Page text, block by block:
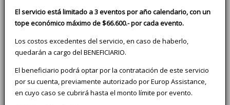
El servicio está limitado a 3 eventos por año calendario, con un
tope económico máximo de $66.600.- por cada evento.
Los costos excedentes del servicio, en caso de haberlo,
quedarán a cargo del BENEFICIARIO.
El beneficiario podrá optar por la contratación de este servicio
por su cuenta, previamente autorizado por Europ Assistance,
en cuyo caso se cubrirá hasta el monto límite por evento.